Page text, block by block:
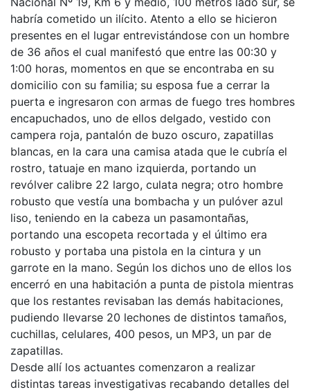
habría cometido un ilícito. Atento a ello se hicieron
presentes en el lugar entrevistándose con un hombre
de 36 años el cual manifestó que entre las 00:30 y
1:00 horas, momentos en que se encontraba en su
domicilio con su familia; su esposa fue a cerrar la
puerta e ingresaron con armas de fuego tres hombres
encapuchados, uno de ellos delgado, vestido con
campera roja, pantalón de buzo oscuro, zapatillas
blancas, en la cara una camisa atada que le cubría el
rostro, tatuaje en mano izquierda, portando un
revólver calibre 22 largo, culata negra; otro hombre
robusto que vestía una bombacha y un pulóver azul
liso, teniendo en la cabeza un pasamontañas,
portando una escopeta recortada y el último era
robusto y portaba una pistola en la cintura y un
garrote en la mano. Según los dichos uno de ellos los
encerró en una habitación a punta de pistola mientras
que los restantes revisaban las demás habitaciones,
pudiendo llevarse 20 lechones de distintos tamaños,
cuchillas, celulares, 400 pesos, un MP3, un par de
zapatillas.
Desde allí los actuantes comenzaron a realizar
distintas tareas investigativas recabando detalles del